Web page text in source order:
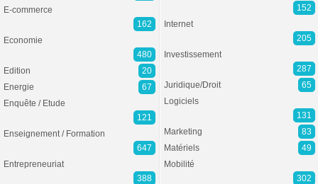
E-commerce
162
Economie
480
Edition
20
Energie
67
Enquête / Etude
121
Enseignement / Formation
647
Entrepreneuriat
388
152
Internet
205
Investissement
287
Juridique/Droit
65
Logiciels
131
Marketing
83
Matériels
49
Mobilité
302